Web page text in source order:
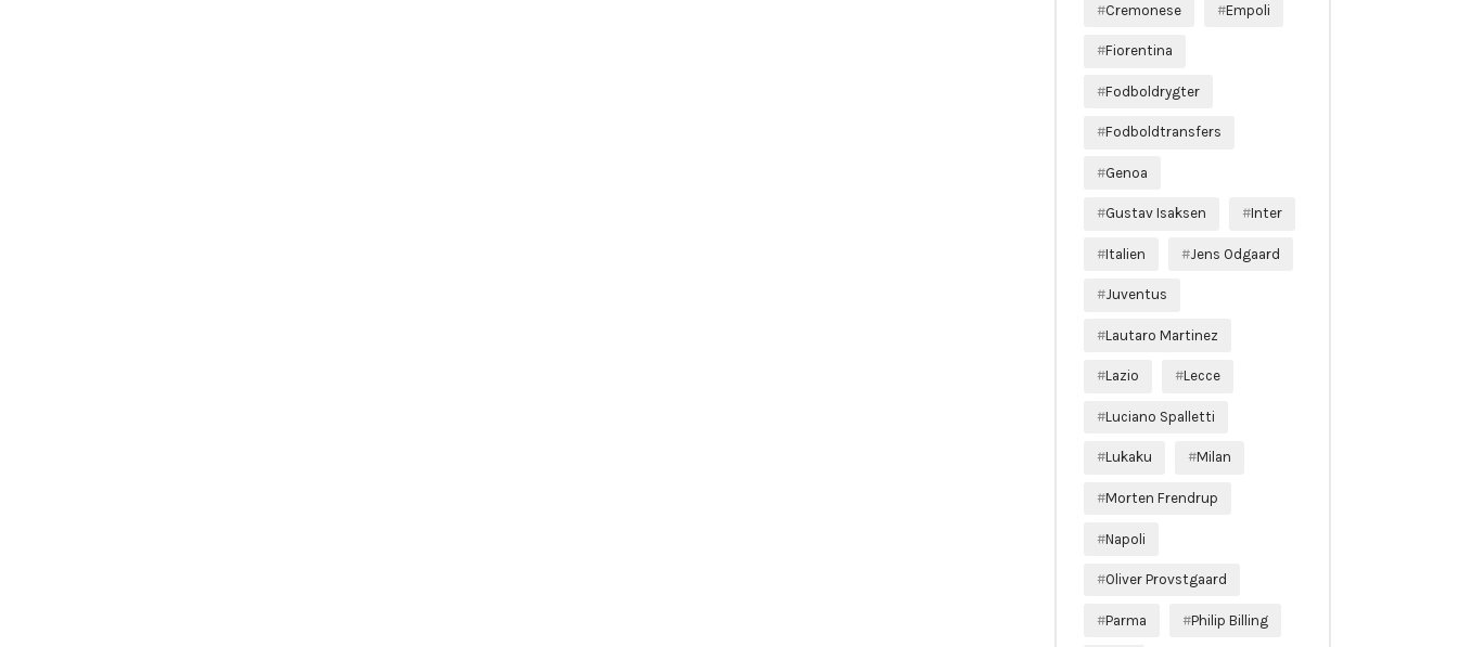
Cremonese Empoli
Fiorentina
Fodboldrygter
Fodboldtransfers
Genoa
Gustav Isaksen Inter
Italien Jens Odgaard
Juventus
Lautaro Martinez
Lazio Lecce
Luciano Spalletti
Lukaku Milan
Morten Frendrup
Napoli
Oliver Provstgaard
Parma Philip Billing